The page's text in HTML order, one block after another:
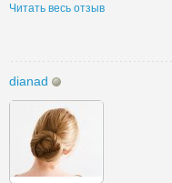
Читать весь отзыв
dianad